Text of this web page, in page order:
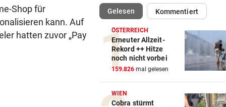
Shop für
kann. Auf
hatten zuvor „Pay
2. LIGA – 2. RUNDE
Fehlstart komplett! Nächste
für St. Pölten
WANDERER AUSGEFLOGEN vor
Wieder Muren nach
Dramatik im Valser Tal
Gelesen(ausgewählt)Kommentiert
ÖSTERREICH
Erneuter Allzeit-
Rekord ++ Hitze
noch nicht vorbei
159.826 mal gelesen
WIEN
Cobra stürmt